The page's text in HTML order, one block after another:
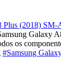
Plus (2018) SM-
Galaxy
os
#Samsung